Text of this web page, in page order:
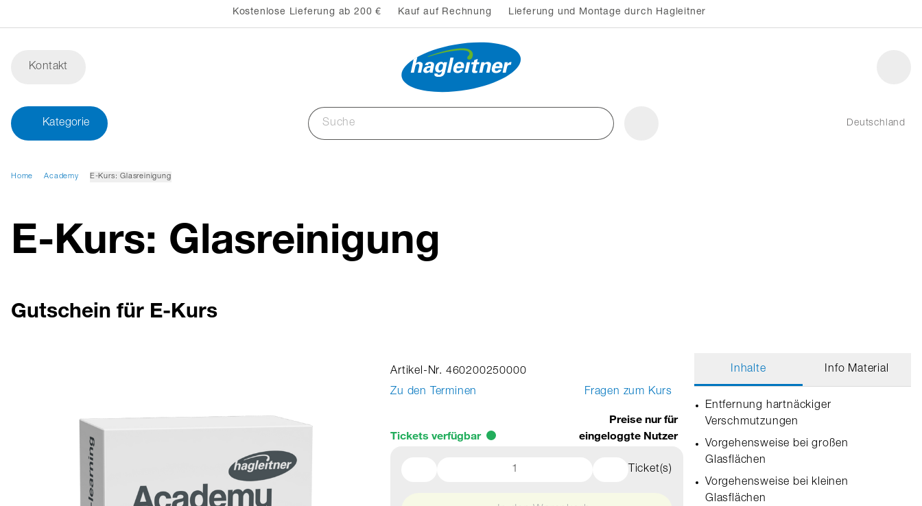
Kostenlose Lieferung ab 200 € Kauf auf Rechnung Lieferung und Montage durch Hagleitner
Kontakt
Kategorie Deutschland
Home Academy E-Kurs: Glasreinigung
E-Kurs: Glasreinigung
Gutschein für E-Kurs
Artikel-Nr. 460200250000
Zu den Terminen
Fragen zum Kurs
Tickets verfügbar
Preise nur für
eingeloggte Nutzer
Ticket(s)
Inhalte Info Material
Entfernung hartnäckiger
Verschmutzungen
Vorgehensweise bei großen
Glasflächen
Vorgehensweise bei kleinen
Glasflächen